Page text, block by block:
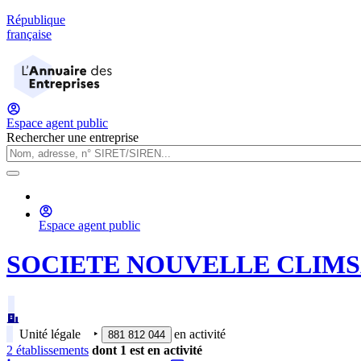
République
française
Espace agent public
Rechercher une entreprise
Espace agent public
SOCIETE NOUVELLE
Unité légale ‣ 881 812 044
en activité
2 établissements dont 1 est en activité